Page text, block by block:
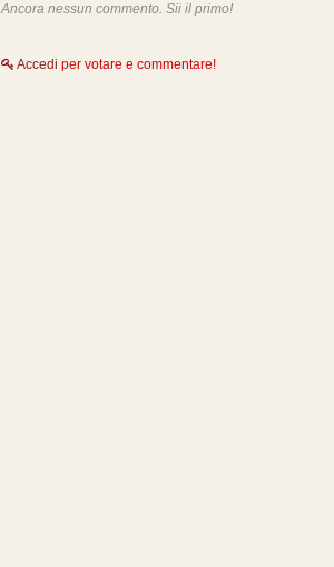
Ancora nessun commento. Sii il primo!
Accedi per votare e commentare!